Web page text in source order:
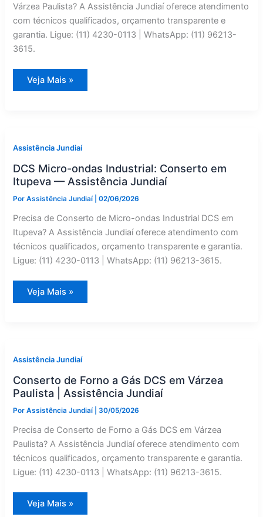
Várzea Paulista? A Assistência Jundiaí oferece atendimento
com técnicos qualificados, orçamento transparente e
garantia. Ligue: (11) 4230-0113 | WhatsApp: (11) 96213-
3615.
DCS
Secadora
—
Assistência
Jundiaí
Veja Mais »
Assistência Jundiaí
DCS Micro-ondas Industrial: Conserto em
Itupeva — Assistência Jundiaí
PorAssistência Jundiaí |02/06/2026
Precisa de Conserto de Micro-ondas Industrial DCS em
Itupeva? A Assistência Jundiaí oferece atendimento com
técnicos qualificados, orçamento transparente e garantia.
Ligue: (11) 4230-0113 | WhatsApp: (11) 96213-3615.
DCS
Micro-
Assistência
Jundiaí
Veja Mais »
Assistência Jundiaí
Conserto de Forno a Gás DCS em Várzea
Paulista | Assistência Jundiaí
PorAssistência Jundiaí |30/05/2026
Precisa de Conserto de Forno a Gás DCS em Várzea
Paulista? A Assistência Jundiaí oferece atendimento com
técnicos qualificados, orçamento transparente e garantia.
Ligue: (11) 4230-0113 | WhatsApp: (11) 96213-3615.
Conserto
de
Veja Mais »